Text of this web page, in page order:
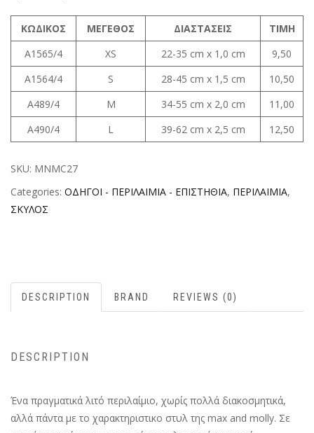
ΚΩΔΙΚΟΣ ΜΕΓΕΘΟΣ ΔΙΑΣΤΑΣΕΙΣ
ΤΙΜΗ
A1565/4
XS 22-35 cm x 1,0 cm
9,50
A1564/4
S 28-45 cm x 1,5 cm
10,50
A489/4
M 34-55 cm x 2,0 cm
11,00
A490/4
L 39-62 cm x 2,5 cm 12,50
SKU: MNMC27
Categories: ΟΔΗΓΟΙ - ΠΕΡΙΛΑΙΜΙΑ - ΕΠΙΣΤΗΘΙΑ, ΠΕΡΙΛΑΙΜΙΑ,
ΣΚΥΛΟΣ
DESCRIPTION BRAND REVIEWS (0)
DESCRIPTION
Ένα πραγματικά λιτό περιλαίμιο, χωρίς πολλά διακοσμητικά,
αλλά πάντα με τo χαρακτηριστικο στυλ της max and molly. Σε